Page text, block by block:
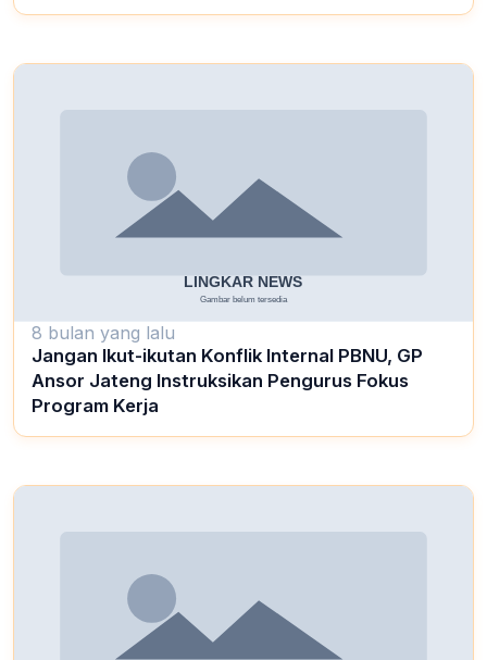
8 bulan yang lalu
Jangan Ikut-ikutan Konflik Internal PBNU, GP
Ansor Jateng Instruksikan Pengurus Fokus
Program Kerja